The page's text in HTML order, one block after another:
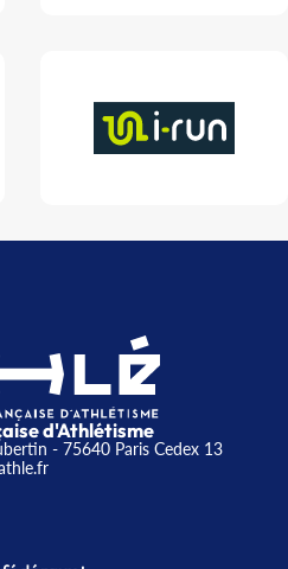
d'Athlétisme
- 75640 Paris Cedex 13